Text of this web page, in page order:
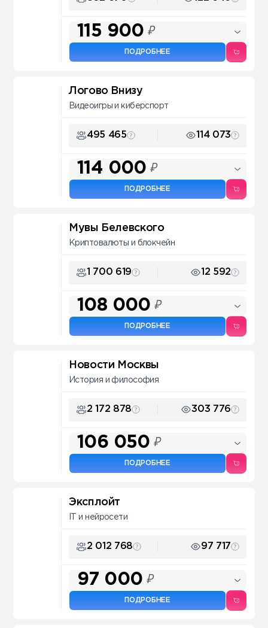
115 900 ₽
ПОДРОБНЕЕ
Логово Внизу
Видеоигры и киберспорт
495 465 114 073
114 000 ₽
ПОДРОБНЕЕ
Мувы Белевского
Криптовалюты и блокчейн
1 700 619 12 592
108 000 ₽
ПОДРОБНЕЕ
Новости Москвы
История и философия
2 172 878 303 776
106 050 ₽
ПОДРОБНЕЕ
Эксплойт
IT и нейросети
2 012 768 97 717
97 000 ₽
ПОДРОБНЕЕ